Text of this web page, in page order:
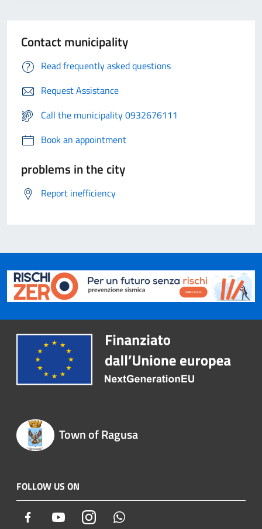
Contact municipality
Read frequently asked questions
Request Assistance
Call the municipality 0932676111
Book an appointment
problems in the city
Report inefficiency
Town of Ragusa
FOLLOW US ON
Facebook YoutubeInstagram